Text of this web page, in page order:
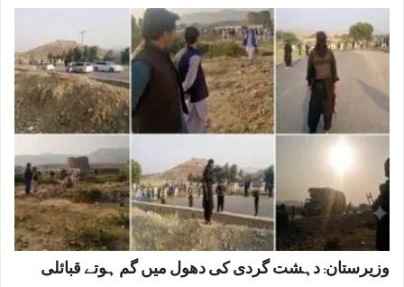
وزیرستان: دہشت گردی کی دھول میں گم ہوتے قبائلی